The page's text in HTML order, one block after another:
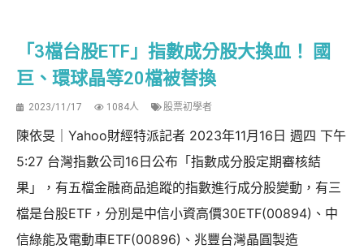
「3檔台股ETF」指數成分股大換血！ 國
巨、環球晶等20檔被替換
2023/11/17 1084人 股票初學者
陳依旻｜Yahoo財經特派記者 2023年11月16日 週四 下午
5:27 台灣指數公司16日公布「指數成分股定期審核結
果」，有五檔金融商品追蹤的指數進行成分股變動，有三
檔是台股ETF，分別是中信小資高價30ETF(00894)、中
信綠能及電動車ETF(00896)、兆豐台灣晶圓製造